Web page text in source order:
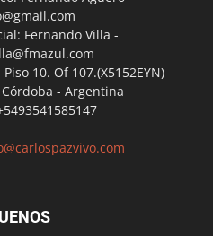
Fernando Villa -
10. Of 107.(X5152EYN)
- Argentina